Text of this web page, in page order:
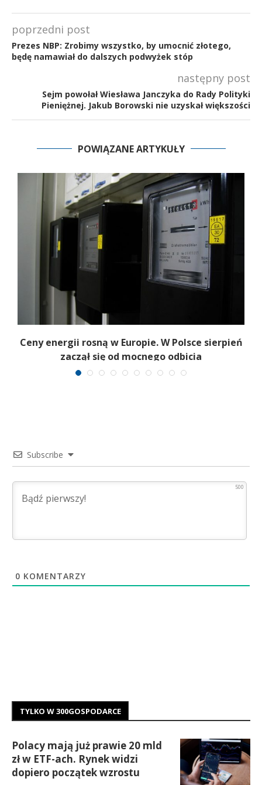
poprzedni post
Prezes NBP: Zrobimy wszystko, by umocnić złotego,
będę namawiał do dalszych podwyżek stóp
następny post
Sejm powołał Wiesława Janczyka do Rady Polityki
Pieniężnej. Jakub Borowski nie uzyskał większości
POWIĄZANE ARTYKUŁY
Ceny energii rosną w Europie. W Polsce sierpień
zaczął się od mocnego odbicia
Subscribe
500
0 KOMENTARZY
TYLKO W 300GOSPODARCE
Polacy mają już prawie 20 mld
zł w ETF-ach. Rynek widzi
dopiero początek wzrostu